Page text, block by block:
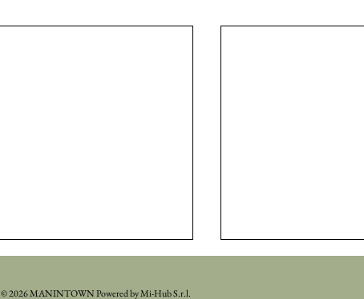
© 2026 MANINTOWN Powered by Mi-Hub S.r.l.